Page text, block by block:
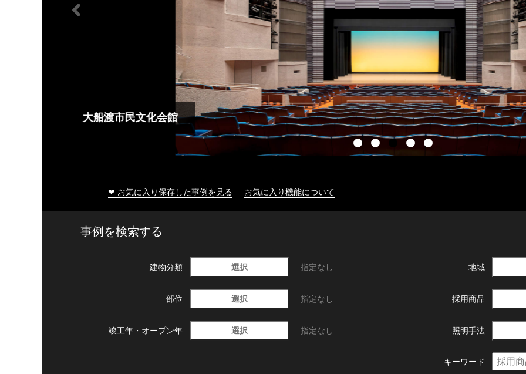
大船渡市民文化会館
❤ お気に入り保存した事例を見る お気に入り機能について
事例を検索する
建物分類 選択 指定なし 地域
部位 選択 指定なし 採用商品
竣工年・ オープン年 選択 指定なし 照明手法
キーワード